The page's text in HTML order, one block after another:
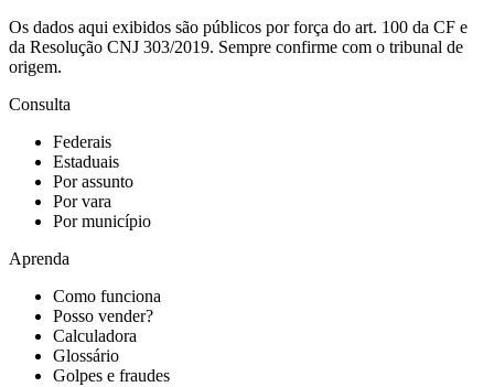
Os dados aqui exibidos são públicos por força do art. 100 da CF e
da Resolução CNJ 303/2019. Sempre confirme com o tribunal de
origem.
Consulta
Federais
Estaduais
Por assunto
Por vara
Por município
Aprenda
Como funciona
Posso vender?
Calculadora
Glossário
Golpes e fraudes